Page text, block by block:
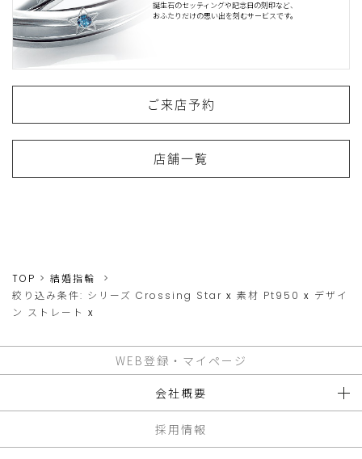
誕生石のセッティングや記念日の刻印など、
おふたりだけの思い出を刻むサービスです。
ご来店予約
店舗一覧
TOP
結婚指輪
絞り込み条件: シリーズ Crossing Star x 素材 Pt950 x デザイ
ン ストレート x
WEB登録・マイページ
会社概要
採用情報